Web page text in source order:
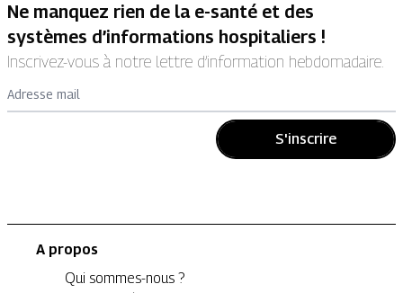
Ne manquez rien de la e-santé et des
systèmes d’informations hospitaliers !
Inscrivez-vous à notre lettre d’information hebdomadaire.
Adresse mail
S'inscrire
A propos
Qui sommes-nous ?